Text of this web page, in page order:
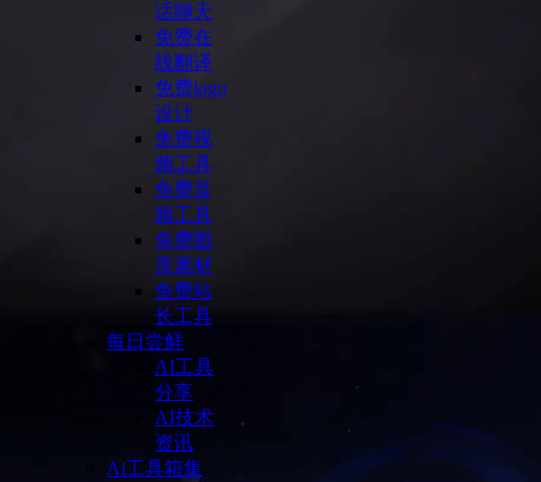
话聊天
免费在
线翻译
免费logo
设计
免费视
频工具
免费音
频工具
免费图
库素材
免费站
长工具
每日尝鲜
AI工具
分享
AI技术
资讯
Ai工具箱集